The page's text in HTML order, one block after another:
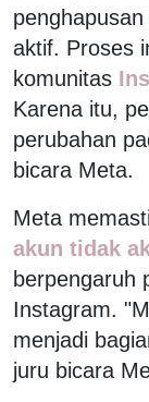
aktif. Proses
komunitas
Karena itu,
perubahan
bicara Meta.
Meta
akun tidak
berpengaruh
Instagram.
menjadi
juru bicara